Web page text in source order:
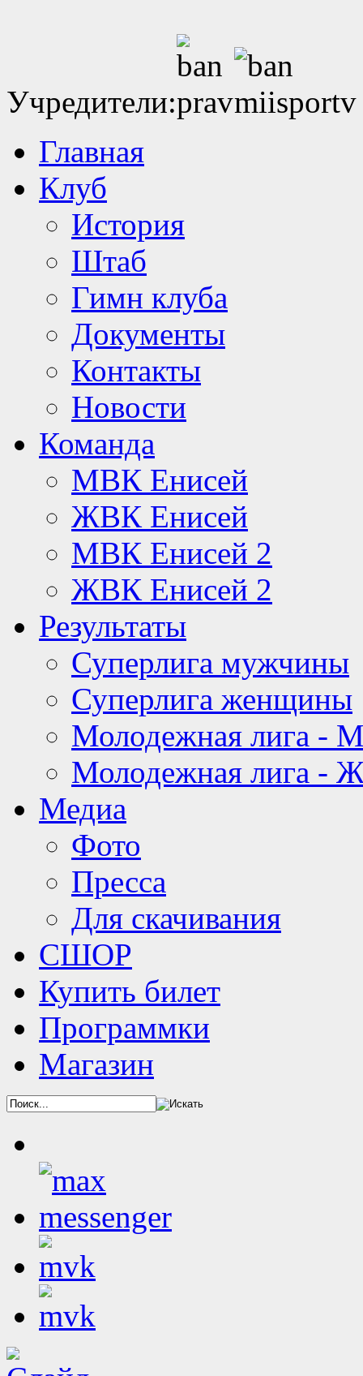
Учредители:
Главная
Клуб
История
Штаб
Гимн клуба
Документы
Контакты
Новости
Команда
МВК Енисей
ЖВК Енисей
МВК Енисей 2
ЖВК Енисей 2
Результаты
Суперлига мужчины
Суперлига женщины
Молодежная лига -
Молодежная лига -
Медиа
Фото
Пресса
Для скачивания
СШОР
Купить билет
Программки
Магазин